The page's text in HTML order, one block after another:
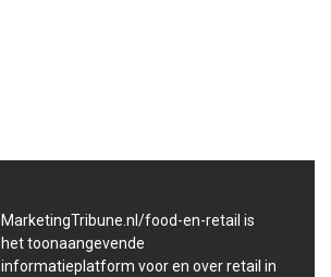
MarketingTribune.nl/food-en-retail is
het toonaangevende
informatieplatform voor en over retail in